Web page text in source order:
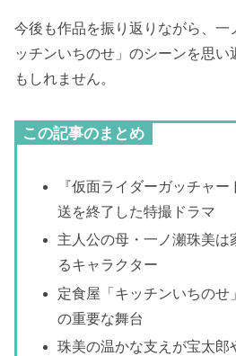
今後も作品を振り返りながら、一
ッチンいちのせ」のシーンを思
もしれません。
この記事のまとめ
『仮面ライダーガッチャ
送を終了した特撮ドラマ
主人公の母・一ノ瀬珠美は
るキャラクター
定食屋「キッチンいちのせ
の重要な舞台
珠美の温かな支えが宝太郎